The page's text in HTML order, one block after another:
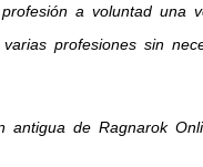
a voluntad una
profesiones sin
de Ragnarok